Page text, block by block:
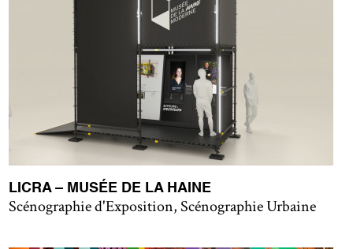
LICRA – MUSÉE DE LA HAINE
Scénographie d'Exposition, Scénographie Urbaine